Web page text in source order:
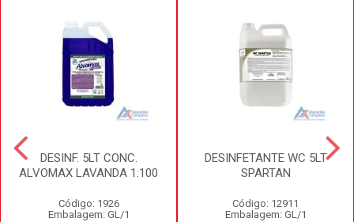
DESINF. 5LT CONC.
ALVOMAX LAVANDA 1:100
Código: 1926
Embalagem: GL/1
DESINFETANTE WC 5LT
SPARTAN
Código: 12911
Embalagem: GL/1